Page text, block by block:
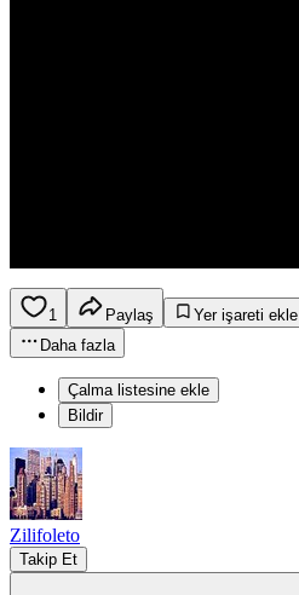
1 Paylaş
Yer işareti ekle
Daha fazla
Çalma listesine ekle
Bildir
Zilifoleto
Takip Et